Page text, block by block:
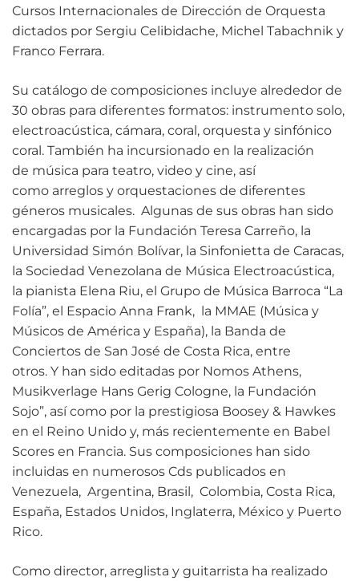
Cursos Internacionales de Dirección de Orquesta
dictados por Sergiu Celibidache, Michel Tabachnik y
Franco Ferrara.
Su catálogo de composiciones incluye alrededor de
30 obras para diferentes formatos: instrumento solo,
electroacústica, cámara, coral, orquesta y sinfónico
coral. También ha incursionado en la realización
de música para teatro, video y cine, así
como arreglos y orquestaciones de diferentes
géneros musicales. Algunas de sus obras han sido
encargadas por la Fundación Teresa Carreño, la
Universidad Simón Bolívar, la Sinfonietta de Caracas,
la Sociedad Venezolana de Música Electroacústica,
la pianista Elena Riu, el Grupo de Música Barroca “La
Folía”, el Espacio Anna Frank, la MMAE (Música y
Músicos de América y España), la Banda de
Conciertos de San José de Costa Rica, entre
otros. Y han sido editadas por Nomos Athens,
Musikverlage Hans Gerig Cologne, la Fundación
Sojo”, así como por la prestigiosa Boosey & Hawkes
en el Reino Unido y, más recientemente en Babel
Scores en Francia. Sus composiciones han sido
incluidas en numerosos Cds publicados en
Venezuela, Argentina, Brasil, Colombia, Costa Rica,
España, Estados Unidos, Inglaterra, México y Puerto
Rico.
Como director, arreglista y guitarrista ha realizado